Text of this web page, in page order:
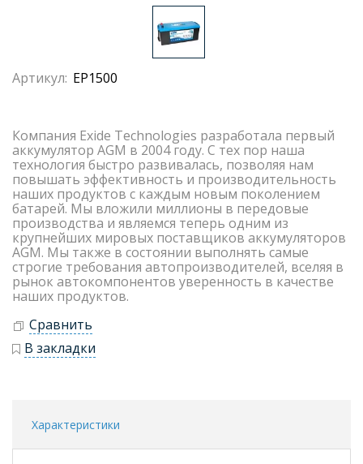
Артикул: EP1500
Компания Exide Technologies разработала первый
аккумулятор AGM в 2004 году. С тех пор наша
технология быстро развивалась, позволяя нам
повышать эффективность и производительность
наших продуктов с каждым новым поколением
батарей. Мы вложили миллионы в передовые
производства и являемся теперь одним из
крупнейших мировых поставщиков аккумуляторов
AGM. Мы также в состоянии выполнять самые
строгие требования автопроизводителей, вселяя в
рынок автокомпонентов уверенность в качестве
наших продуктов.
Сравнить
В закладки
Характеристики